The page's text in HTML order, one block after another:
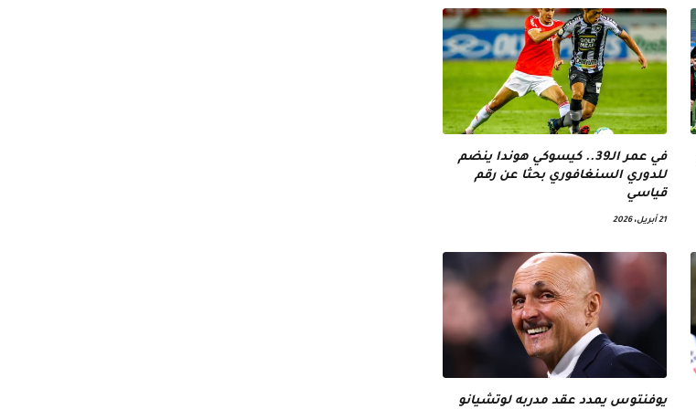
في عمر الـ39.. كيسوكي هوندا ينضم
للدوري السنغافوري بحثا عن رقم
قياسي
21 أبريل، 2026
يوفنتوس يمدد عقد مدربه لوتشيانو